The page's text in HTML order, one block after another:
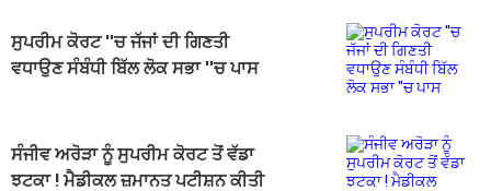
ਸੁਪਰੀਮ ਕੋਰਟ ''ਚ ਜੱਜਾਂ ਦੀ ਗਿਣਤੀ
ਵਧਾਉਣ ਸੰਬੰਧੀ ਬਿੱਲ ਲੋਕ ਸਭਾ ''ਚ ਪਾਸ
ਸੰਜੀਵ ਅਰੋੜਾ ਨੂੰ ਸੁਪਰੀਮ ਕੋਰਟ ਤੋਂ ਵੱਡਾ
ਝਟਕਾ ! ਮੈਡੀਕਲ ਜ਼ਮਾਨਤ ਪਟੀਸ਼ਨ ਕੀਤੀ